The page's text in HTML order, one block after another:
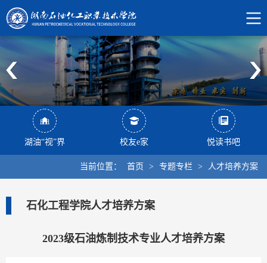
湖油“视”界 校友e家 悦读书吧
当前位置： 首页 > 专题专栏 > 人才培养方案
石化工程学院人才培养方案
2023级石油炼制技术专业人才培养方案